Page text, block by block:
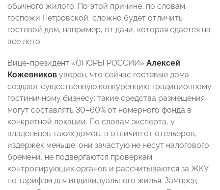
обычного жилого. По этой причине, по словам
госпожи Петровской, сложно будет отличить
гостевой дом, например, от дачи, которая сдается на
все лето.
Вице-президент «ОПОРЫ РОССИИ» Алексей
Кожевников уверен, что сейчас гостевые дома
создают существенную конкуренцию традиционному
гостиничному бизнесу: такие средства размещения
могут составлять 30–60% от номерного фонда в
конкретной локации. По словам эксперта, у
владельцев таких домов, в отличие от отельеров,
издержек меньше: они зачастую не несут налогового
бремени, не подвергаются проверкам
контролирующих органов и рассчитываются за ЖКУ
по тарифам для индивидуального жилья. Зампред